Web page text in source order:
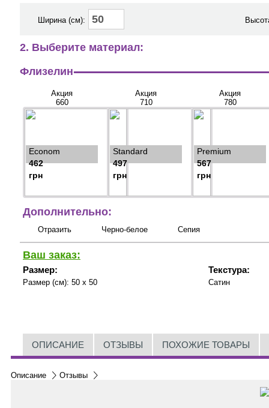
Ширина (см):
2. Выберите материал:
Флизелин
Акция
660
Econom
462
грн
Акция
710
Standard
497
грн
Акция
780
Premium
567
грн
Дополнительно:
Отразить Черно-белое Сепия
Ваш заказ:
Размер:
Размер (см): 50 x 50
Текстура:
Сатин
ОПИСАНИЕ ОТЗЫВЫ ПОХОЖИЕ ТОВАРЫ
Описание Отзывы